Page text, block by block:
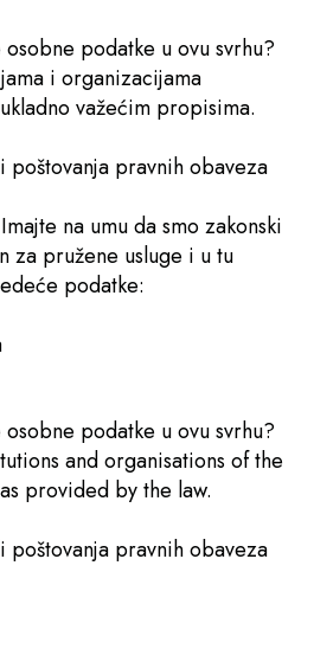
podatke u ovu svrhu?
i organizacijama
važećim propisima.
poštovanja pravnih obaveza
na umu da smo zakonski
za pružene usluge i u tu
podatke:
podatke u ovu svrhu?
and organisations of the
provided by the law.
poštovanja pravnih obaveza